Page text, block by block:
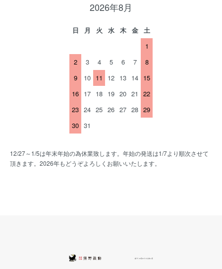
2026年8月
日 月 火 水 木 金
土
1
2
3 4 5 6 7
8
9
10 11 12 13 14 15
16 17 18 19 20 21
22
23 24 25 26 27 28 29
30 31
12/27～1/5は年末年始の為休業致します。年始の発送は1/7より順次させて
頂きます。2026年もどうぞよろしくお願いいたします。